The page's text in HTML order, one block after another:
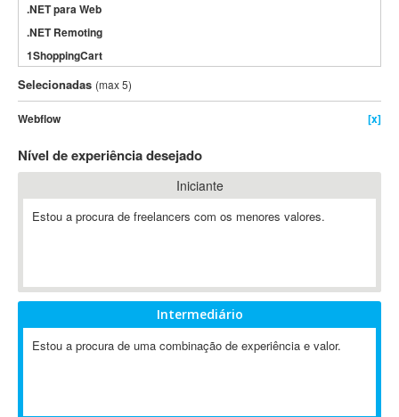
.NET para Web
.NET Remoting
1ShoppingCart
3DS Max
3GSM
4D Dimension
802.11
A&P
A2Billing
ABAP
ABBYY FineReader
Selecionadas (max 5)
Webflow [x]
Nível de experiência desejado
Iniciante
Estou a procura de freelancers com os menores valores.
Intermediário
Estou a procura de uma combinação de experiência e valor.